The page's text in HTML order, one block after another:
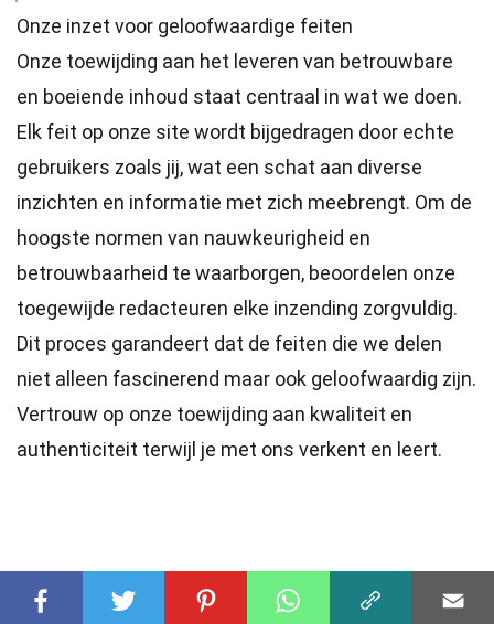
Onze inzet voor geloofwaardige feiten
Onze toewijding aan het leveren van betrouwbare
en boeiende inhoud staat centraal in wat we doen.
Elk feit op onze site wordt bijgedragen door echte
gebruikers zoals jij, wat een schat aan diverse
inzichten en informatie met zich meebrengt. Om de
hoogste normen van nauwkeurigheid en
betrouwbaarheid te waarborgen, beoordelen onze
toegewijde redacteuren elke inzending zorgvuldig.
Dit proces garandeert dat de feiten die we delen
niet alleen fascinerend maar ook geloofwaardig zijn.
Vertrouw op onze toewijding aan kwaliteit en
authenticiteit terwijl je met ons verkent en leert.